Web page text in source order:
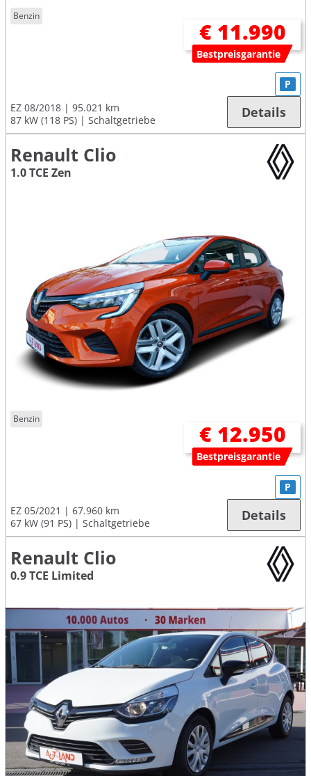
Benzin
€ 11.990
Bestpreisgarantie
EZ 08/2018
95.021 km
87 kW (118 PS)
Schaltgetriebe
P
Details
Renault Clio
1.0 TCE Zen
Benzin
€ 12.950
Bestpreisgarantie
EZ 05/2021
67.960 km
67 kW (91 PS)
Schaltgetriebe
P
Details
Renault Clio
0.9 TCE Limited